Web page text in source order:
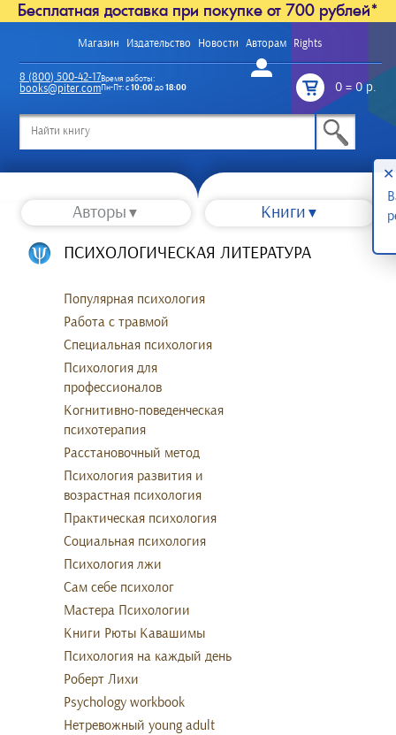
Бесплатная доставка при покупке от 700 рублей*
Магазин Издательство Новости Авторам Rights
Войти
0=0 р.
8 (800) 500-42-17
books@piter.com
Время работы:
Пн-Пт: с10:00до18:00
Авторы
Книги
ПСИХОЛОГИЧЕСКАЯ ЛИТЕРАТУРА
Популярная психология
Работа с травмой
Специальная психология
Психология для
профессионалов
Когнитивно-поведенческая
психотерапия
Расстановочный метод
Психология развития и
возрастная психология
Практическая психология
Социальная психология
Психология лжи
Сам себе психолог
Мастера Психологии
Книги Рюты Кавашимы
Психология на каждый день
Роберт Лихи
Psychology workbook
Нетревожный young adult
✕